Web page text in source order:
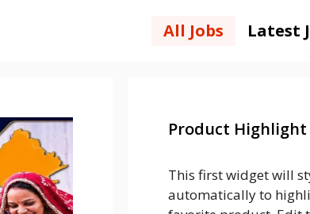
All Jobs Latest
Product Highlight
This first widget will
automatically to